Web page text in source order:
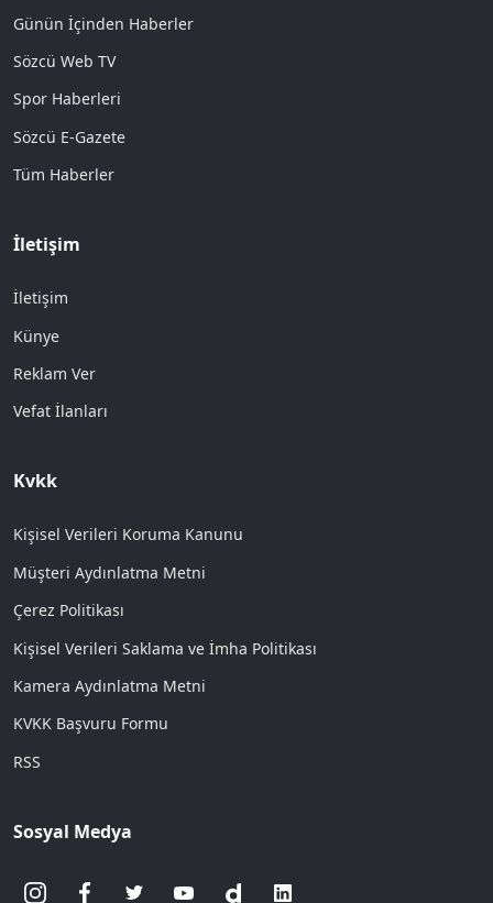
Günün İçinden Haberler
Sözcü Web TV
Spor Haberleri
Sözcü E-Gazete
Tüm Haberler
İletişim
İletişim
Künye
Reklam Ver
Vefat İlanları
Kvkk
Kişisel Verileri Koruma Kanunu
Müşteri Aydınlatma Metni
Çerez Politikası
Kişisel Verileri Saklama ve İmha Politikası
Kamera Aydınlatma Metni
KVKK Başvuru Formu
RSS
Sosyal Medya